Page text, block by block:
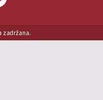
zadržana.